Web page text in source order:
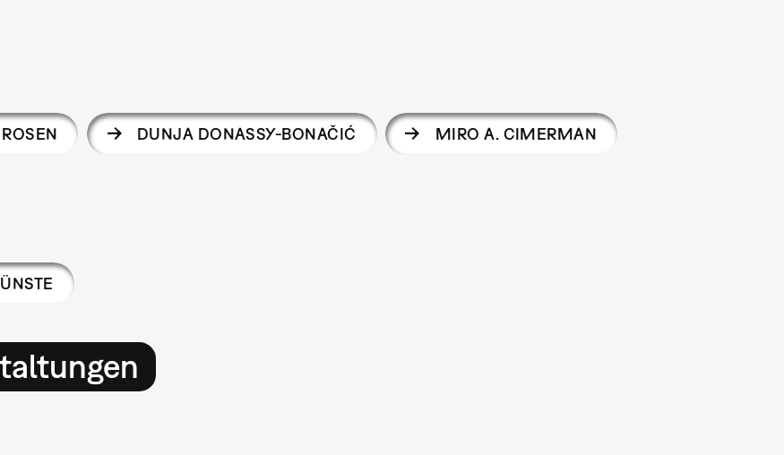
DUNJA DONASSY-BONAČIĆ MIRO A. CIMERMAN